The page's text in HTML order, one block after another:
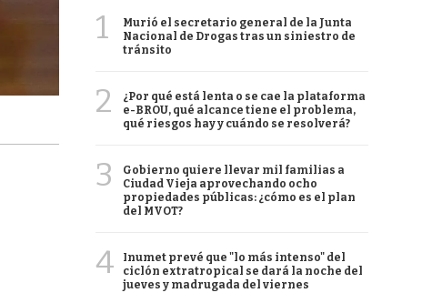
1
Murió el secretario general de la Junta
Nacional de Drogas tras un siniestro de
tránsito
2
¿Por qué está lenta o se cae la plataforma
e-BROU, qué alcance tiene el problema,
qué riesgos hay y cuándo se resolverá?
3
Gobierno quiere llevar mil familias a
Ciudad Vieja aprovechando ocho
propiedades públicas: ¿cómo es el plan
del MVOT?
4
Inumet prevé que "lo más intenso" del
ciclón extratropical se dará la noche del
jueves y madrugada del viernes